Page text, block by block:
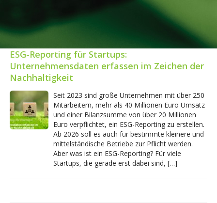
ESG-Reporting für Startups:
Unternehmensdaten erfassen im Zeichen der
Nachhaltigkeit
Seit 2023 sind große Unternehmen mit über 250
Mitarbeitern, mehr als 40 Millionen Euro Umsatz
und einer Bilanzsumme von über 20 Millionen
Euro verpflichtet, ein ESG-Reporting zu erstellen.
Ab 2026 soll es auch für bestimmte kleinere und
mittelständische Betriebe zur Pflicht werden.
Aber was ist ein ESG-Reporting? Für viele
Startups, die gerade erst dabei sind, […]